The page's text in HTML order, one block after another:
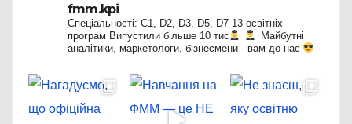
fmm.kpi
Спеціальності: C1, D2, D3, D5, D7 13 освітніх
програм Випустили більше 10 тис
Майбутні
аналітики, маркетологи, бізнесмени - вам до нас